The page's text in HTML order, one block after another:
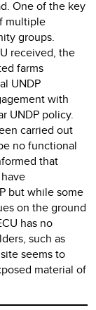
One of the key
multiple
groups.
received, the
farms
UNDP
with
UNDP policy.
carried out
no functional
that
but while some
on the ground
has no
such as
seems to
material of